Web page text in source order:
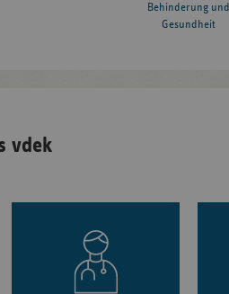
Behinderung und
Gesundheit
vdek